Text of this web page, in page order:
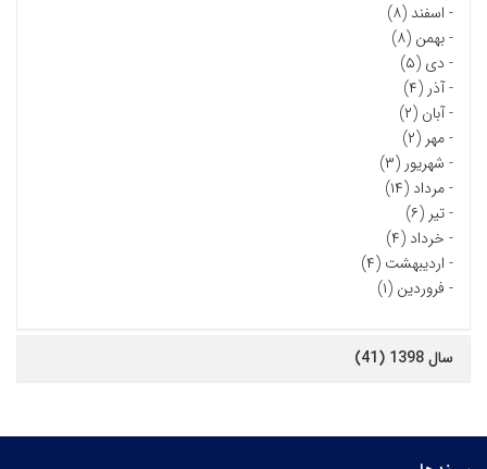
- اسفند (۸)
-بهمن (۸)
- دی (۵)
-آذر (۴)
-آبان (۲)
-مهر (۲)
- شهریور (۳)
-مرداد (۱۴)
-تیر (۶)
- خرداد (۴)
- اردیبهشت (۴)
- فروردین (۱)
سال 1398 (41)